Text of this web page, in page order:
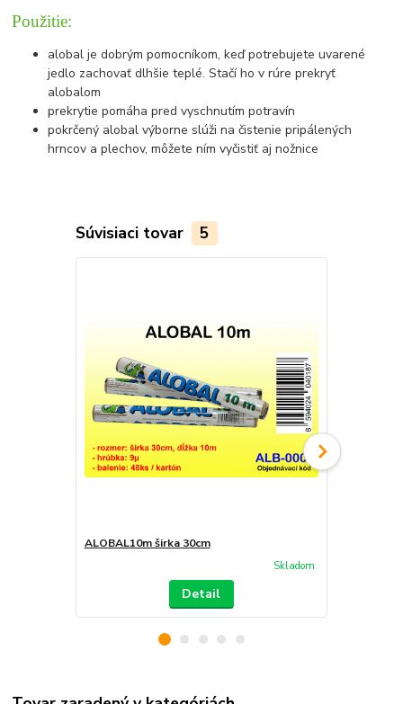
Použitie:
alobal je dobrým pomocníkom, keď potrebujete uvarené
jedlo zachovať dlhšie teplé. Stačí ho v rúre prekryť
alobalom
prekrytie pomáha pred vyschnutím potravín
pokrčený alobal výborne slúži na čistenie pripálených
hrncov a plechov, môžete ním vyčistiť aj nožnice
Súvisiaci tovar 5
ALOBAL10m širka 30cm
Skladom
Detail